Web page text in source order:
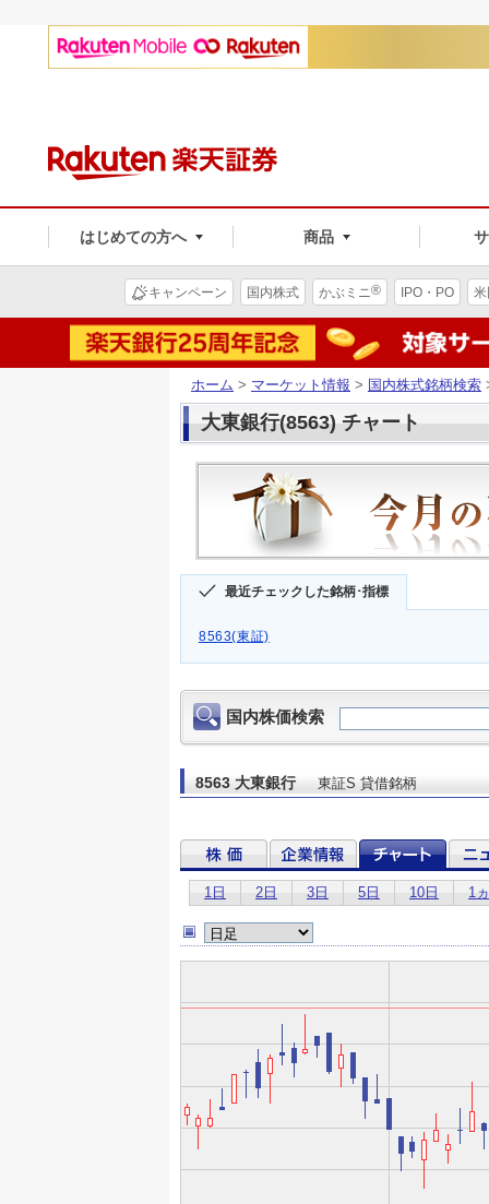
はじめての方へ 商品
キャンペーン 国内株式 かぶミニ® IPO・PO
ホーム > マーケット情報 > 国内株式銘柄検索
大東銀行(8563) チャート
最近チェックした銘柄･指標
8563(東証)